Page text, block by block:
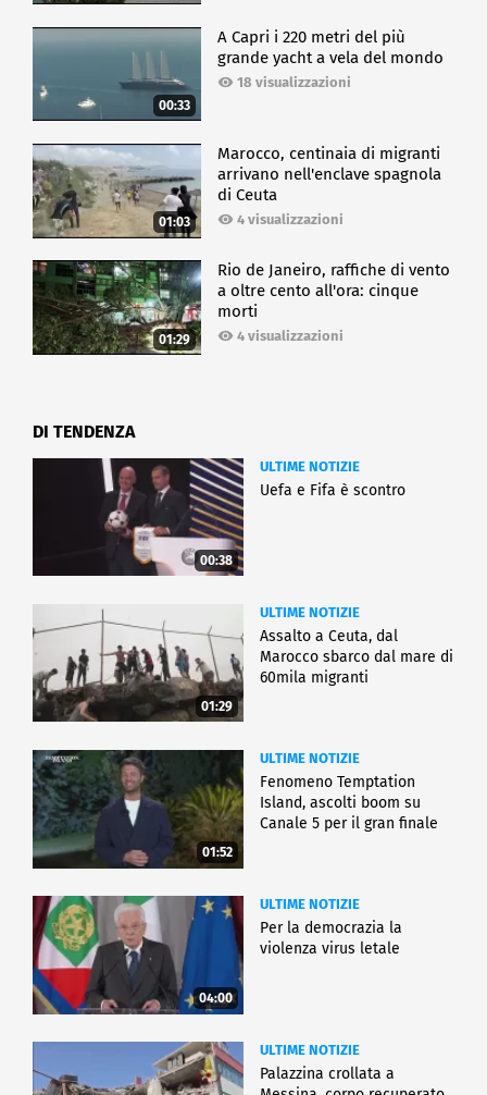
00:33
A Capri i 220 metri del più
grande yacht a vela del mondo
18 visualizzazioni
01:03
Marocco, centinaia di migranti
arrivano nell'enclave spagnola
di Ceuta
4 visualizzazioni
01:29
Rio de Janeiro, raffiche di vento
a oltre cento all'ora: cinque
morti
4 visualizzazioni
DI TENDENZA
00:38
ULTIME NOTIZIE
Uefa e Fifa è scontro
01:29
ULTIME NOTIZIE
Assalto a Ceuta, dal
Marocco sbarco dal mare di
60mila migranti
01:52
ULTIME NOTIZIE
Fenomeno Temptation
Island, ascolti boom su
Canale 5 per il gran finale
04:00
ULTIME NOTIZIE
Per la democrazia la
violenza virus letale
ULTIME NOTIZIE
Palazzina crollata a